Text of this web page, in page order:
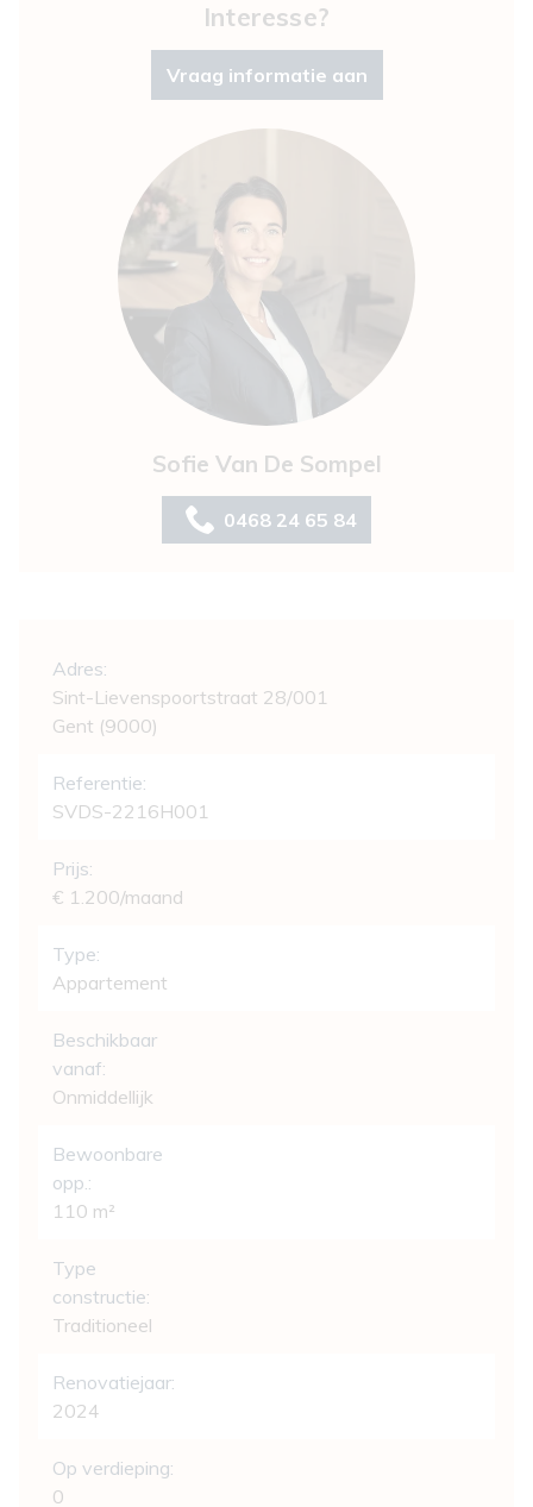
Interesse?
Vraag informatie aan
Sofie Van De Sompel
0468 24 65 84
Adres:
Sint-Lievenspoortstraat 28/001
Gent (9000)
Referentie:
SVDS-2216H001
Prijs:
€ 1.200/maand
Type:
Appartement
Beschikbaar
vanaf:
Onmiddellijk
Bewoonbare
opp.:
110 m²
Type
constructie:
Traditioneel
Renovatiejaar:
2024
Op verdieping:
0